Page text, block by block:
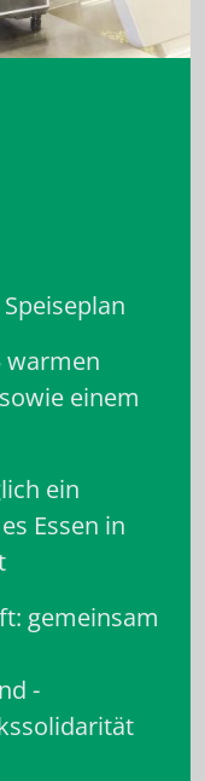
warmen
­einem
ein
Essen in
­gemeinsam